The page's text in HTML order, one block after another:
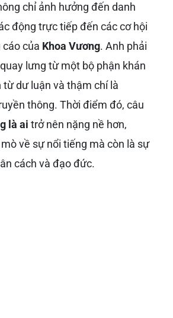
chỉ ảnh hưởng đến danh
động trực tiếp đến các cơ hội
cáo của Khoa Vương. Anh phải
lưng từ một bộ phận khán
từ dư luận và thậm chí là
thông. Thời điểm đó, câu
là ai trở nên nặng nề hơn,
về sự nổi tiếng mà còn là sự
cách và đạo đức.